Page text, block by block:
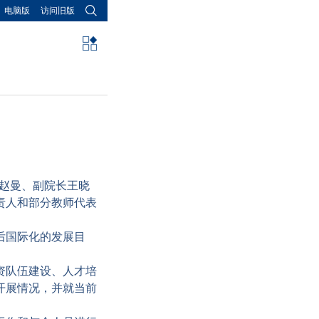
电脑版 访问旧版
曼、副院长王晓
人和部分教师代表
际化的发展目
队伍建设、人才培
展情况，并就当前